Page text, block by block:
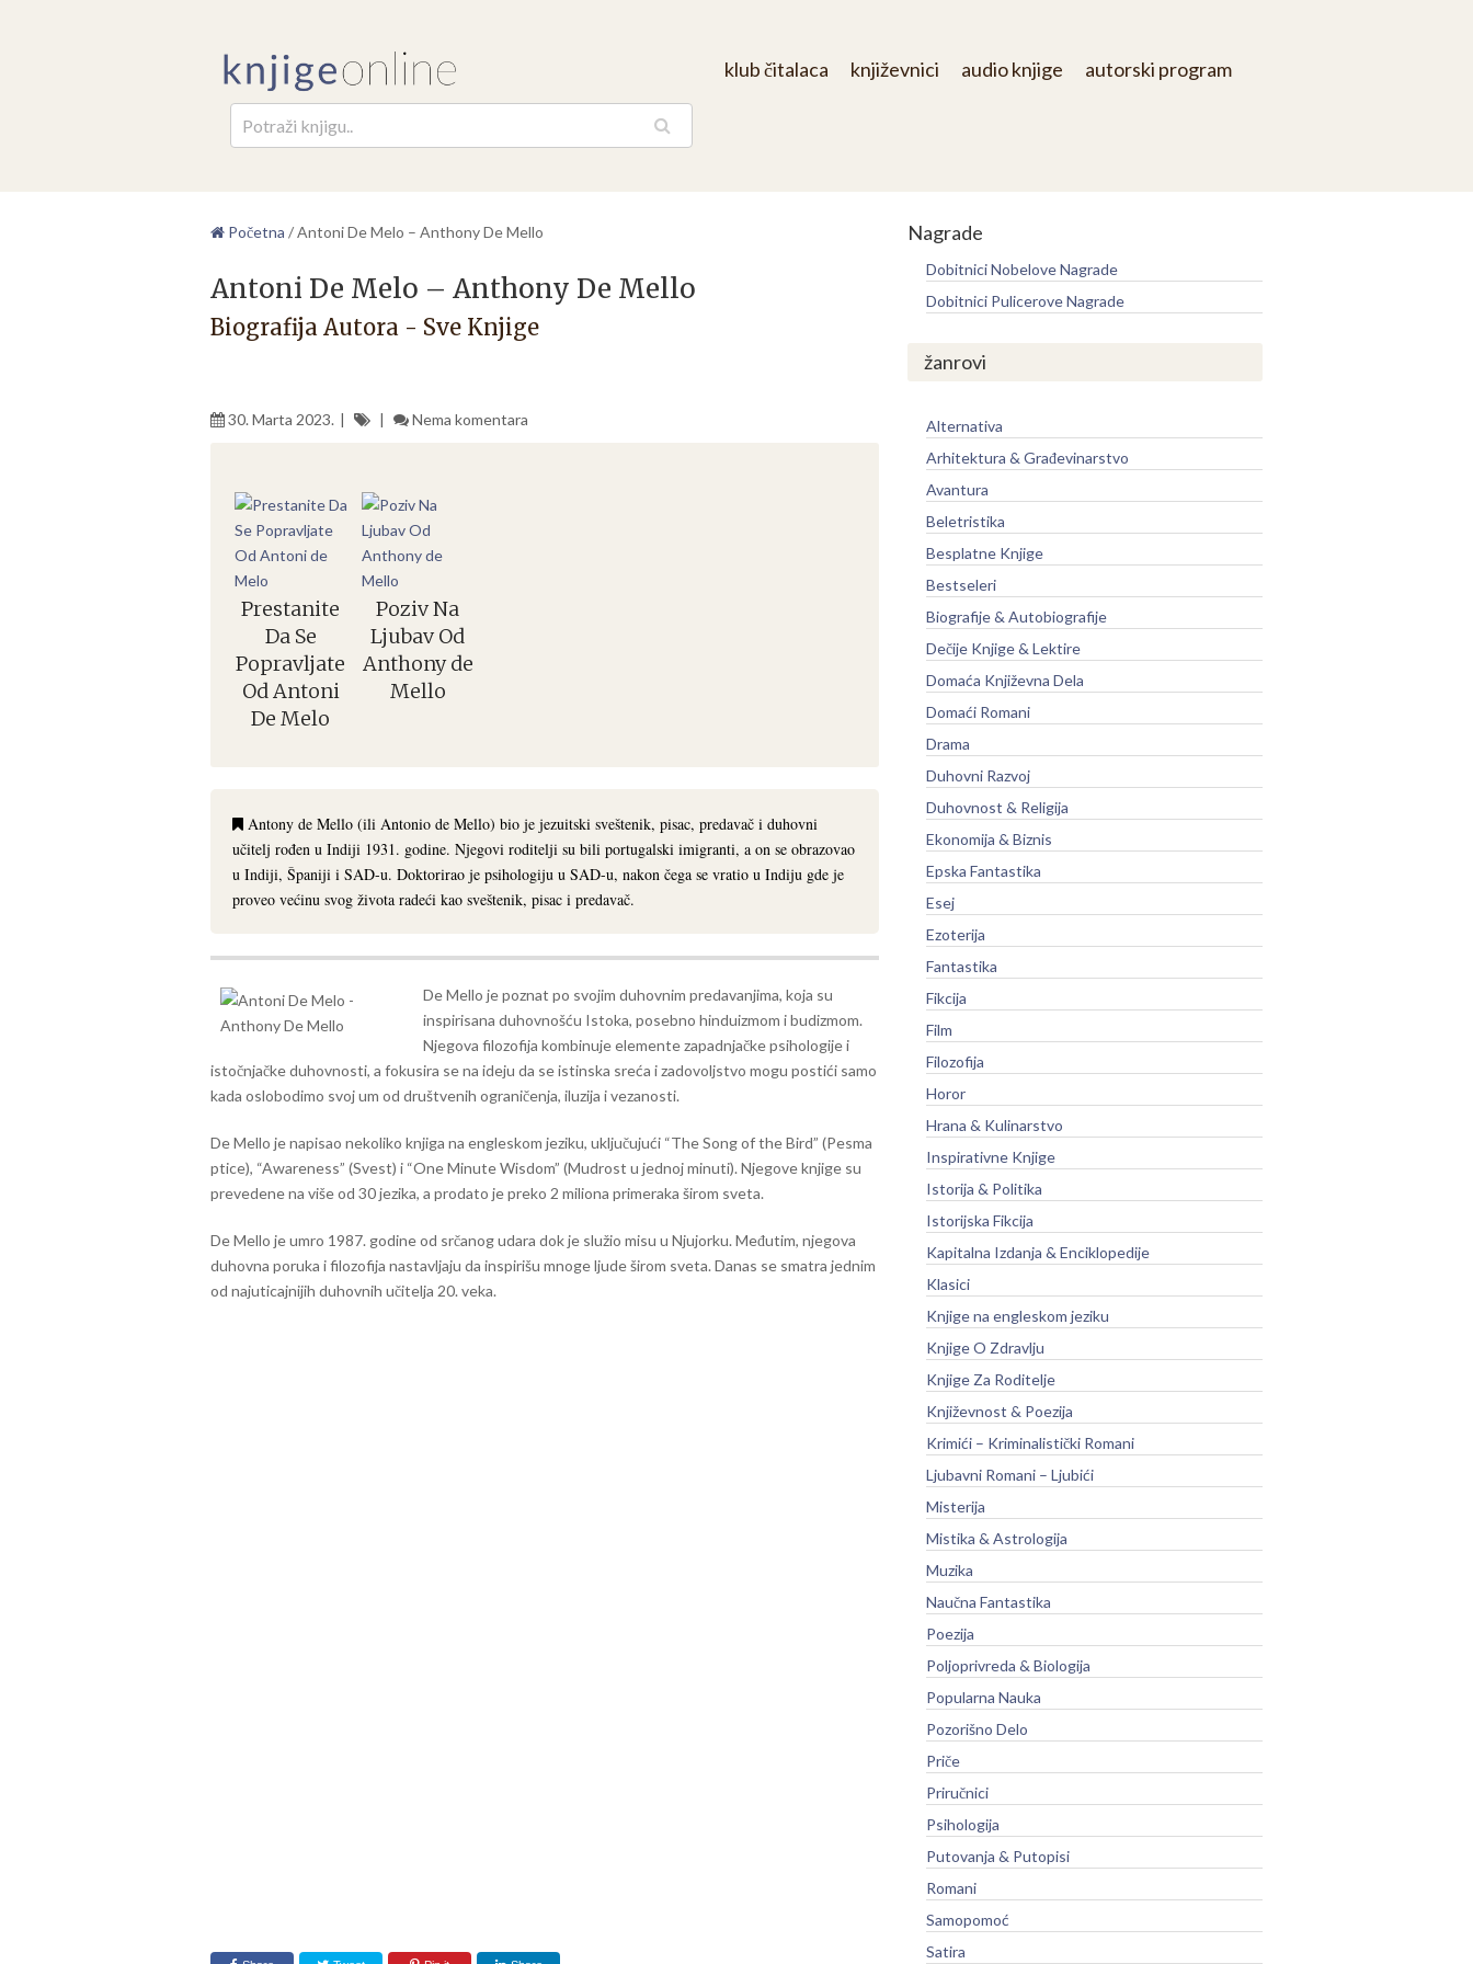
klub čitalaca književnici audio knjige autorski program
Početna /Antoni De Melo – Anthony De Mello
Antoni De Melo – Anthony De Mello
Biografija Autora - Sve Knjige
30. Marta 2023. Nema komentara
Prestanite
Da Se
Popravljate
Od Antoni
De Melo
Poziv Na
Ljubav Od
Anthony de
Mello
Antony de Mello (ili Antonio de Mello) bio je jezuitski sveštenik, pisac, predavač i duhovni
učitelj rođen u Indiji 1931. godine. Njegovi roditelji su bili portugalski imigranti, a on se obrazovao
u Indiji, Španiji i SAD-u. Doktorirao je psihologiju u SAD-u, nakon čega se vratio u Indiju gde je
proveo većinu svog života radeći kao sveštenik, pisac i predavač.
De Mello je poznat po svojim duhovnim predavanjima, koja su
inspirisana duhovnošću Istoka, posebno hinduizmom i budizmom.
Njegova filozofija kombinuje elemente zapadnjačke psihologije i
istočnjačke duhovnosti, a fokusira se na ideju da se istinska sreća i zadovoljstvo mogu postići samo
kada oslobodimo svoj um od društvenih ograničenja, iluzija i vezanosti.
De Mello je napisao nekoliko knjiga na engleskom jeziku, uključujući “The Song of the Bird” (Pesma
ptice), “Awareness” (Svest) i “One Minute Wisdom” (Mudrost u jednoj minuti). Njegove knjige su
prevedene na više od 30 jezika, a prodato je preko 2 miliona primeraka širom sveta.
De Mello je umro 1987. godine od srčanog udara dok je služio misu u Njujorku. Međutim, njegova
duhovna poruka i filozofija nastavljaju da inspirišu mnoge ljude širom sveta. Danas se smatra jednim
od najuticajnijih duhovnih učitelja 20. veka.
Nagrade
Dobitnici Nobelove Nagrade
Dobitnici Pulicerove Nagrade
žanrovi
Alternativa
Arhitektura & Građevinarstvo
Avantura
Beletristika
Besplatne Knjige
Bestseleri
Biografije & Autobiografije
Dečije Knjige & Lektire
Domaća Književna Dela
Domaći Romani
Drama
Duhovni Razvoj
Duhovnost & Religija
Ekonomija & Biznis
Epska Fantastika
Esej
Ezoterija
Fantastika
Fikcija
Film
Filozofija
Horor
Hrana & Kulinarstvo
Inspirativne Knjige
Istorija & Politika
Istorijska Fikcija
Kapitalna Izdanja & Enciklopedije
Klasici
Knjige na engleskom jeziku
Knjige O Zdravlju
Knjige Za Roditelje
Književnost & Poezija
Krimići – Kriminalistički Romani
Ljubavni Romani – Ljubići
Misterija
Mistika & Astrologija
Muzika
Naučna Fantastika
Poezija
Poljoprivreda & Biologija
Popularna Nauka
Pozorišno Delo
Priče
Priručnici
Psihologija
Putovanja & Putopisi
Romani
Samopomoć
Satira